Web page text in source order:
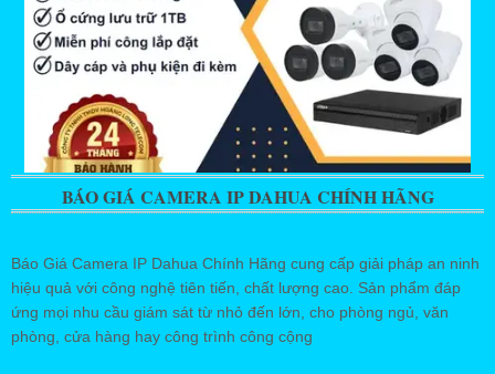
BÁO GIÁ CAMERA IP DAHUA CHÍNH HÃNG
Báo Giá Camera IP Dahua Chính Hãng cung cấp giải pháp an ninh
hiệu quả với công nghệ tiên tiến, chất lượng cao. Sản phẩm đáp
ứng mọi nhu cầu giám sát từ nhỏ đến lớn, cho phòng ngủ, văn
phòng, cửa hàng hay công trình công cộng